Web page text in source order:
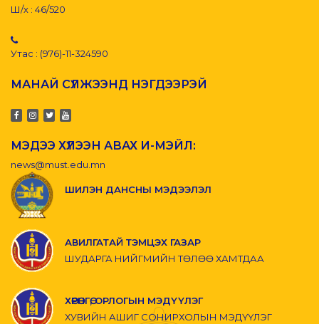
Ш/х : 46/520
Утас : (976)-11-324590
МАНАЙ СҮЛЖЭЭНД НЭГДЭЭРЭЙ
МЭДЭЭ ХҮЛЭЭН АВАХ И-МЭЙЛ:
news@must.edu.mn
ШИЛЭН ДАНСНЫ МЭДЭЭЛЭЛ
АВИЛГАТАЙ ТЭМЦЭХ ГАЗАР
ШУДАРГА НИЙГМИЙН ТӨЛӨӨ ХАМТДАА
ХӨРӨНГӨ, ОРЛОГЫН МЭДҮҮЛЭГ
ХУВИЙН АШИГ СОНИРХОЛЫН МЭДҮҮЛЭГ